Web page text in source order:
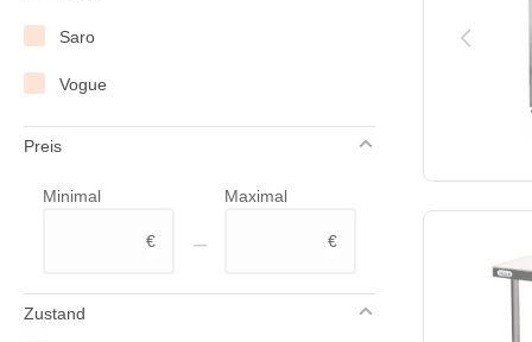
Saro
Vogue
Preis
Minimal
€ –
Maximal
€
Zustand